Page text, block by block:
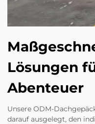
Lösungen
Abenteuer
Unsere ODM-
darauf ausgelegt, den